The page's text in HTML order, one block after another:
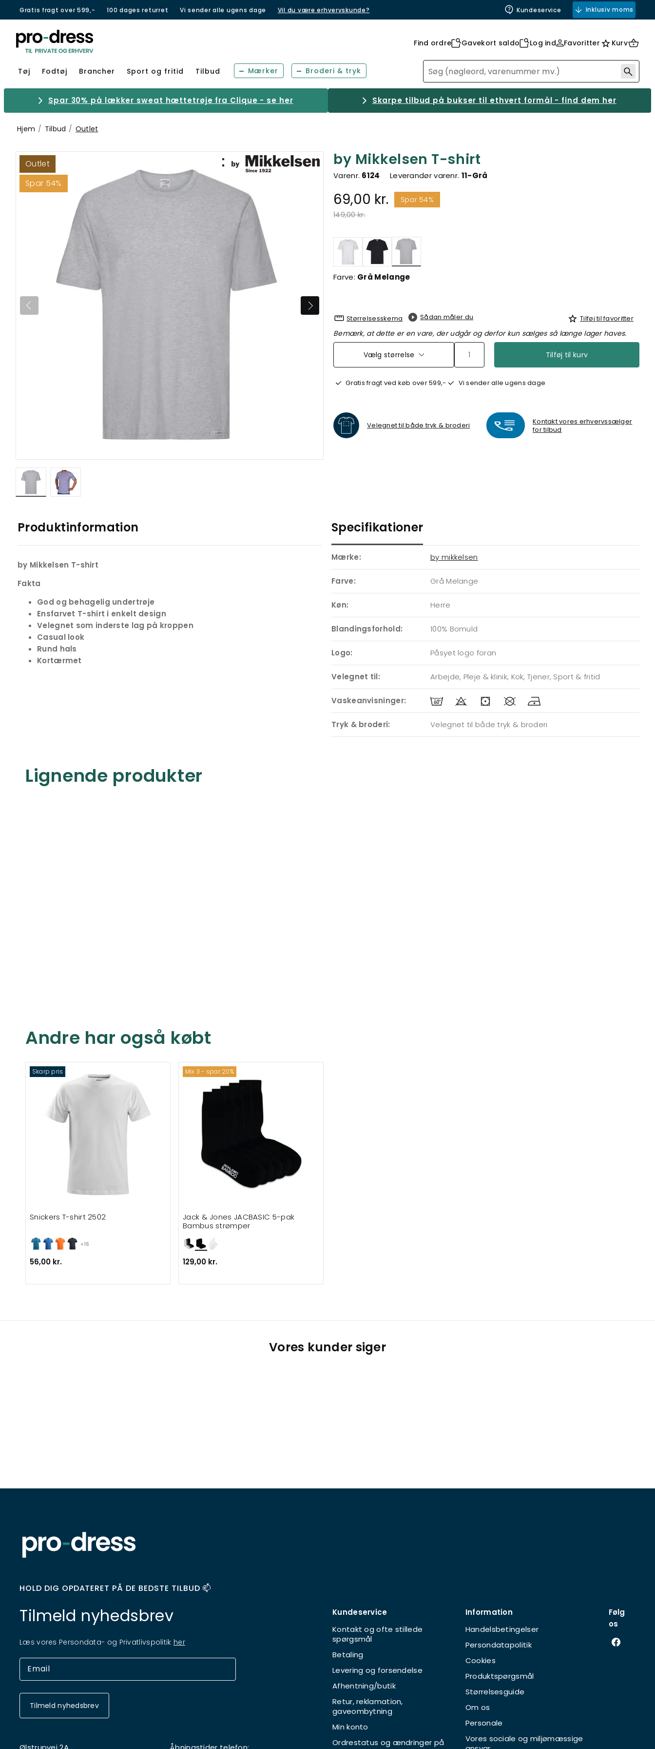
Gratis fragt over 599,- 100 dages returret Vi sender alle ugens dage Vil du være erhvervskunde? Kundeservice Inklusiv moms
Find ordre Gavekort saldo Log ind Favoritter Kurv
Tøj Fodtøj Brancher Sport og fritid Tilbud Mærker Broderi & tryk
Spar 30% på lækker sweat hættetrøje fra Clique - se her Skarpe tilbud på bukser til ethvert formål - find dem her
Hjem Tilbud Outlet
Outlet
Spar 54%
by Mikkelsen T-shirt
Varenr. 6124 Leverandør varenr. 11-Grå
69,00 kr.
Spar 54%
Pris nedsat fra
149,00 kr.til
valgte
Farve: Grå Melange
Størrelsesskema Sådan måler du Tilføj til favoritter
Bemærk, at dette er en vare, der udgår og derfor kun sælges så længe lager haves.
Vælg størrelse Tilføj til kurv
Gratis fragt ved køb over 599,- Vi sender alle ugens dage
Velegnet til både tryk & broderi
Kontakt vores erhvervssælger
for tilbud
Produktinformation
by Mikkelsen T-shirt
Fakta
God og behagelig undertrøje
Ensfarvet T-shirt i enkelt design
Velegnet som inderste lag på kroppen
Casual look
Rund hals
Kortærmet
Specifikationer
Mærke: by mikkelsen
Farve: Grå Melange
Køn: Herre
Blandingsforhold: 100% Bomuld
Logo: Påsyet logo foran
Velegnet til: Arbejde, Pleje & klinik, Kok, Tjener, Sport & fritid
Vaskeanvisninger:
Tryk & broderi: Velegnet til både tryk & broderi
Lignende produkter
Andre har også købt
Skarp pris
+16
Snickers T-shirt 2502
56,00 kr.
Mix 3 - spar 20%
Jack & Jones JACBASIC 5-pak
Bambus strømper
129,00 kr.
Vores kunder siger
HOLD DIG OPDATERET PÅ DE BEDSTE TILBUD 📫
Tilmeld nyhedsbrev
Læs vores Persondata- og Privatlivspolitik her
Tilmeld nyhedsbrev
Kundeservice
Kontakt og ofte stillede
spørgsmål
Betaling
Levering og forsendelse
Afhentning/butik
Retur, reklamation,
gaveombytning
Min konto
Ordrestatus og ændringer på
Information
Handelsbetingelser
Persondatapolitik
Cookies
Produktspørgsmål
Størrelsesguide
Om os
Personale
Vores sociale og miljømæssige
Følg
os